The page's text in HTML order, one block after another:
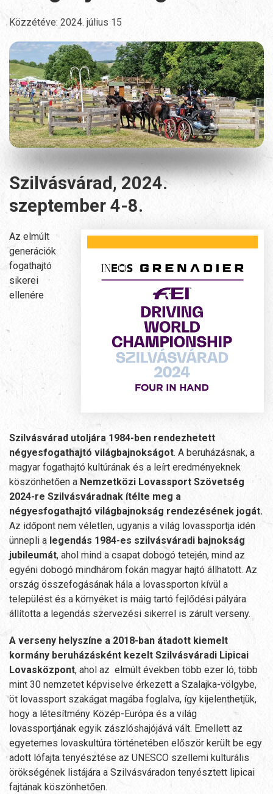
Közzétéve: 2024. július 15
Szilvásvárad, 2024.
szeptember 4-8.
Az elmúlt
generációk
fogathajtó
sikerei
ellenére
Szilvásvárad utoljára 1984-ben rendezhetett
négyesfogathajtó világbajnokságot. A beruházásnak, a
magyar fogathajtó kultúrának és a leírt eredményeknek
köszönhetően aNemzetközi Lovassport Szövetség
2024-re Szilvásváradnak ítélte meg a
négyesfogathajtó világbajnokság rendezésének jogát.
Az időpont nem véletlen, ugyanis a világ lovassportja idén
ünnepli a legendás 1984-es szilvásváradi bajnokság
jubileumát, ahol mind a csapat dobogó tetején, mind az
egyéni dobogó mindhárom fokán magyar hajtó állhatott. Az
ország összefogásának hála a lovassporton kívül a
települést és a környéket is máig tartó fejlődési pályára
állította a legendás szervezési sikerrel is zárult verseny.
A verseny helyszíne a 2018-ban átadott kiemelt
kormány beruházásként kezelt Szilvásváradi Lipicai
Lovasközpont, ahol az elmúlt években több ezer ló, több
mint 30 nemzetet képviselve érkezett a Szalajka-völgybe,
öt lovassport szakágat magába foglalva, így kijelenthetjük,
hogy a létesítmény Közép-Európa és a világ
lovassportjának egyik zászlóshajójává vált. Emellett az
egyetemes lovaskultúra történetében először került be egy
adott lófajta tenyésztése az UNESCO szellemi kulturális
örökségének listájára a Szilvásváradon tenyésztett lipicai
fajtának köszönhetően.